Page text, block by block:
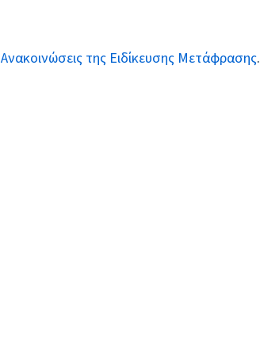
Ανακοινώσεις της Ειδίκευσης Μετάφρασης.